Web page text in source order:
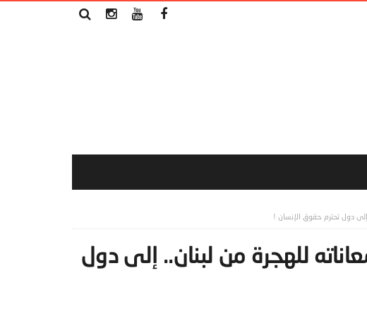
دول تحترم حقوق الإنسان !
للهجرة من لبنان.. إلى دول